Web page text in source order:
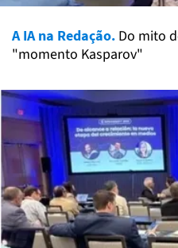
A IA na Redação. Do mito
"momento Kasparov"